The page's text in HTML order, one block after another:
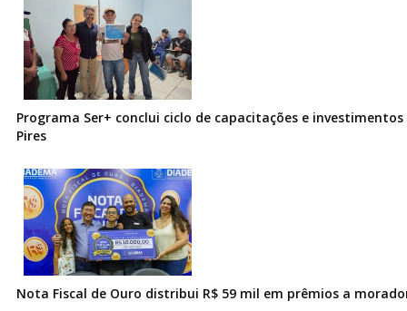
Programa Ser+ conclui ciclo de capacitações e
Pires
Nota Fiscal de Ouro distribui R$ 59 mil em prêmios a